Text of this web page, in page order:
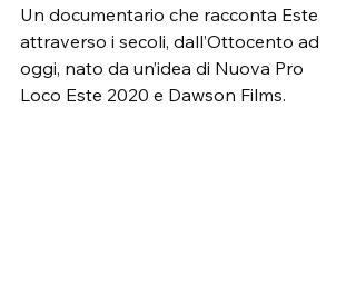
Un documentario che racconta Este
attraverso i secoli, dall’Ottocento ad
oggi, nato da un’idea di Nuova Pro
Loco Este 2020 e Dawson Films.